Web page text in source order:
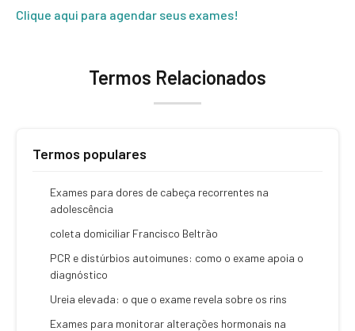
Clique aqui para agendar seus exames!
Termos Relacionados
Termos populares
Exames para dores de cabeça recorrentes na
adolescência
coleta domiciliar Francisco Beltrão
PCR e distúrbios autoimunes: como o exame apoia o
diagnóstico
Ureia elevada: o que o exame revela sobre os rins
Exames para monitorar alterações hormonais na